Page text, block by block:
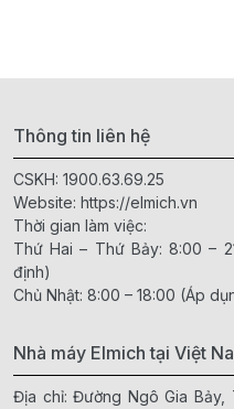
Thông tin liên hệ
CSKH: 1900.63.69.25
Website: https://elmich.vn
Thời gian làm việc:
Thứ Hai – Thứ Bảy: 8:00 –
định)
Chủ Nhật: 8:00 – 18:00 (Áp
Nhà máy Elmich tại Việt
Địa chỉ: Đường Ngô Gia Bảy,